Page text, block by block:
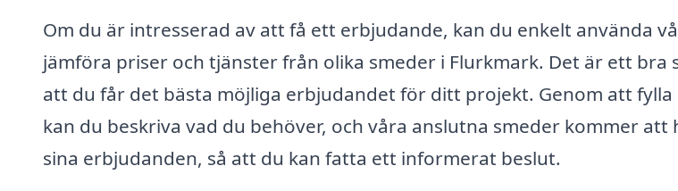
Om du är intresserad av att få ett erbjudande, kan du enkelt använda
jämföra priser och tjänster från olika smeder i Flurkmark. Det är ett bra
att du får det bästa möjliga erbjudandet för ditt projekt. Genom att
kan du beskriva vad du behöver, och våra anslutna smeder kommer att
sina erbjudanden, så att du kan fatta ett informerat beslut.